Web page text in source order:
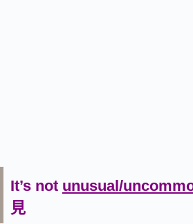
It’s not unusual/
見